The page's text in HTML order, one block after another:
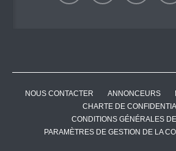
NOUS CONTACTER ANNONCEURS
CHARTE DE
CONDITIONS GÉNÉRALES
PARAMÈTRES DE GESTION DE LA